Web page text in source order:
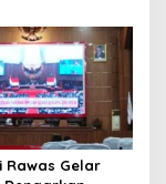
Rawas Gelar